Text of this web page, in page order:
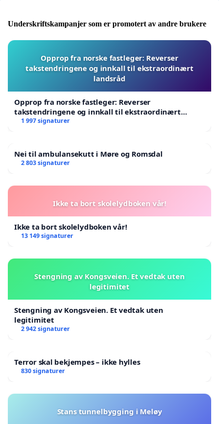
Underskriftskampanjer som er promotert av andre brukere
Opprop fra norske fastleger: Reverser
takstendringene og innkall til ekstraordinært
landsråd
Opprop fra norske fastleger: Reverser
takstendringene og innkall til ekstraordinært
landsråd
1 997 signaturer
Nei til ambulansekutt i Møre og Romsdal
2 803 signaturer
Ikke ta bort skolelydboken vår!
Ikke ta bort skolelydboken vår!
13 149 signaturer
Stengning av Kongsveien. Et vedtak uten
legitimitet
Stengning av Kongsveien. Et vedtak uten
legitimitet
2 942 signaturer
Terror skal bekjempes – ikke hylles
830 signaturer
Stans tunnelbygging i Meløy